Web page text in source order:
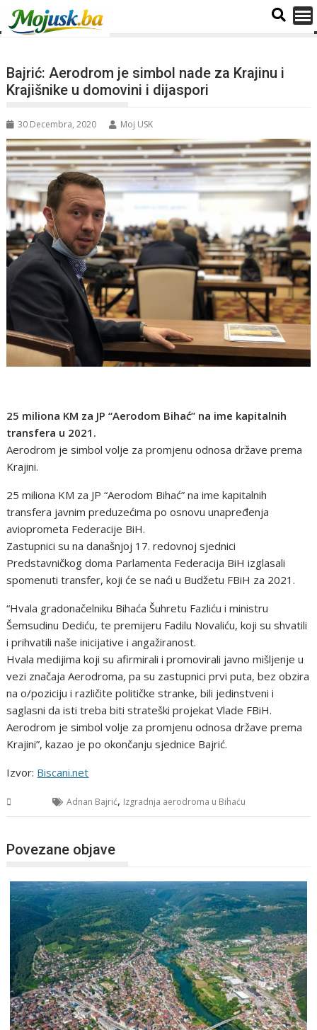
Bajrić: Aerodrom je simbol nade za Krajinu i
Krajišnike u domovini i dijaspori
30 Decembra, 2020 Moj USK
25 miliona KM za JP “Aerodom Bihać” na ime kapitalnih
transfera u 2021.
Aerodrom je simbol volje za promjenu odnosa države prema
Krajini.
25 miliona KM za JP “Aerodom Bihać” na ime kapitalnih
transfera javnim preduzećima po osnovu unapređenja
avioprometa Federacije BiH.
Zastupnici su na današnjoj 17. redovnoj sjednici
Predstavničkog doma Parlamenta Federacija BiH izglasali
spomenuti transfer, koji će se naći u Budžetu FBiH za 2021.
“Hvala gradonačelniku Bihaća Šuhretu Fazliću i ministru
Šemsudinu Dediću, te premijeru Fadilu Novaliću, koji su shvatili
i prihvatili naše inicijative i angažiranost.
Hvala medijima koji su afirmirali i promovirali javno mišljenje u
vezi značaja Aerodroma, pa su zastupnici prvi puta, bez obzira
na o/poziciju i različite političke stranke, bili jedinstveni i
saglasni da isti treba biti strateški projekat Vlade FBiH.
Aerodrom je simbol volje za promjenu odnosa države prema
Krajini”, kazao je po okončanju sjednice Bajrić.
Izvor: Biscani.net
Adnan Bajrić, Izgradnja aerodroma u Bihaću
Povezane objave